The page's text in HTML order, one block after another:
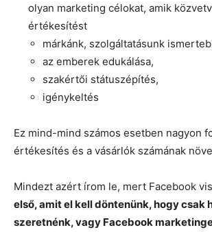
olyan marketing célokat, amik
értékesítést
márkánk, szolgáltatásunk
az emberek edukálása,
szakértői státuszépítés,
igénykeltés
Ez mind-mind számos esetben nagyon
értékesítés és a vásárlók számának
Mindezt azért írom le, mert Facebook
első, amit el kell döntenünk, hogy csak
szeretnénk, vagy Facebook